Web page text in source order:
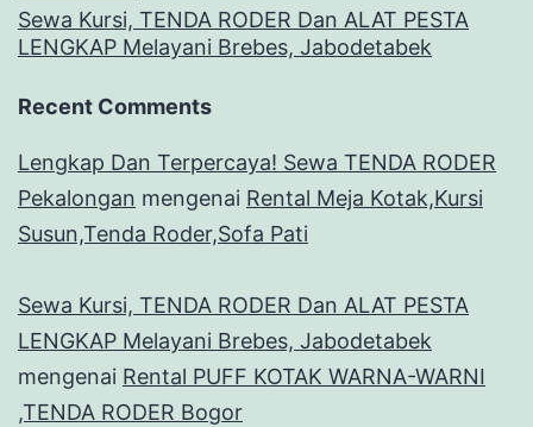
Sewa Kursi, TENDA RODER Dan ALAT PESTA
LENGKAP Melayani Brebes, Jabodetabek
Recent Comments
Lengkap Dan Terpercaya! Sewa TENDA RODER
Pekalongan mengenai Rental Meja Kotak,Kursi
Susun,Tenda Roder,Sofa Pati
Sewa Kursi, TENDA RODER Dan ALAT PESTA
LENGKAP Melayani Brebes, Jabodetabek
mengenai Rental PUFF KOTAK WARNA-WARNI
,TENDA RODER Bogor